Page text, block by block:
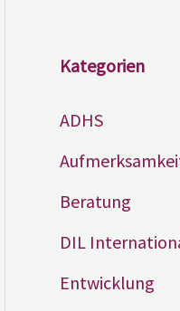
Kategorien
ADHS
Beratung
DIL
Entwicklung